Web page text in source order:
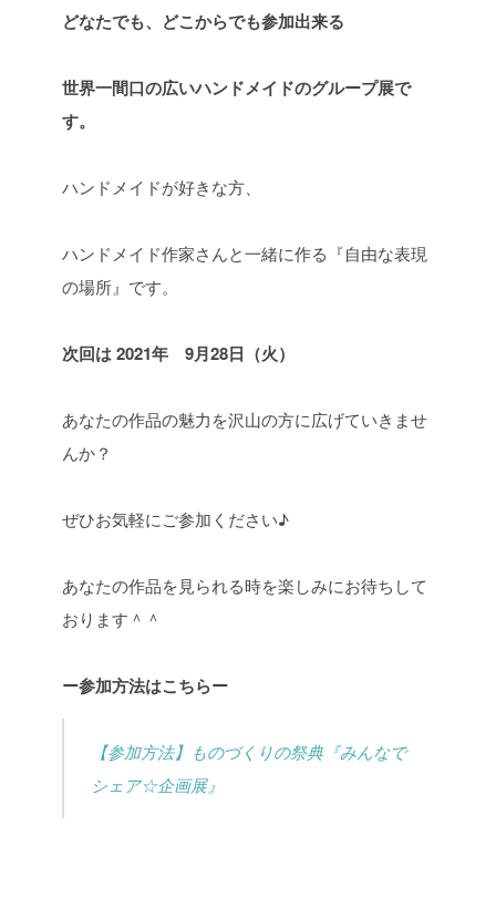
どなたでも、どこからでも参加出来る
世界一間口の広いハンドメイドのグループ展で
す。
ハンドメイドが好きな方、
ハンドメイド作家さんと一緒に作る『自由な表現
の場所』です。
次回は 2021年 9月28日（火）
あなたの作品の魅力を沢山の方に広げていきませ
んか？
ぜひお気軽にご参加ください♪
あなたの作品を見られる時を楽しみにお待ちして
おります＾＾
ー参加方法はこちらー
【参加方法】ものづくりの祭典『みんなで
シェア☆企画展』